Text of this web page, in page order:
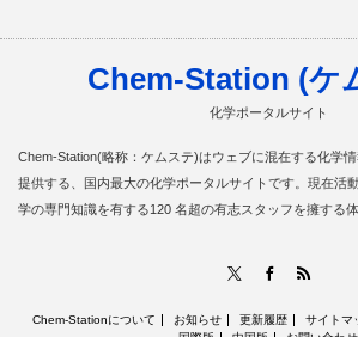
Chem-Station (ケ
化学ポータルサイト
Chem-Station(略称：ケムステ)はウェブに混在する化学情
提供する、国内最大の化学ポータルサイトです。現在活
学の専門知識を有する120 名超の有志スタッフを擁する
Facebook
Chem-Stationについて お知らせ 更新履歴 サイトマ